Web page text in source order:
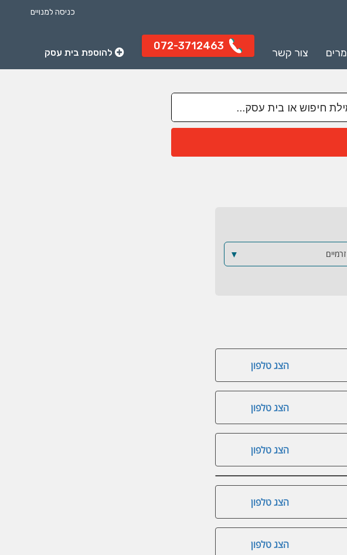
כניסה למנויים
צור קשר
072-3712463
להוספת בית עסק
▼
הצג טלפון
הצג טלפון
הצג טלפון
הצג טלפון
הצג טלפון